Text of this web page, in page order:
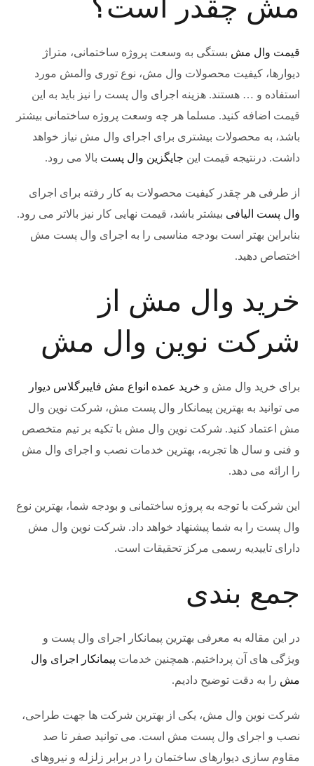
مش چقدر است؟
قیمت وال مش بستگی به وسعت پروژه ساختمانی، متراژ
دیوارها، کیفیت محصولات وال مش، نوع توری والمش مورد
استفاده و … هستند. هزینه اجرای وال پست را نیز باید به این
قیمت اضافه کنید. مسلما هر چه وسعت پروژه ساختمانی بیشتر
باشد، به محصولات بیشتری برای اجرای وال مش نیاز خواهد
داشت. درنتیجه قیمت این جایگزین وال پست بالا می رود.
از طرفی هر چقدر کیفیت محصولات به کار رفته برای اجرای
وال پست الیافی بیشتر باشد، قیمت نهایی کار نیز بالاتر می رود.
بنابراین بهتر است بودجه مناسبی را به اجرای وال پست مش
اختصاص دهید.
خرید وال مش از
شرکت نوین وال مش
برای خرید وال مش و خرید عمده انواع مش فایبرگلاس دیوار
می توانید به بهترین پیمانکار وال پست مش، شرکت نوین وال
مش اعتماد کنید. شرکت نوین وال مش با تکیه بر تیم متخصص
و فنی و سال ها تجربه، بهترین خدمات نصب و اجرای وال مش
را ارائه می دهد.
این شرکت با توجه به پروژه ساختمانی و بودجه شما، بهترین نوع
وال پست را به شما پیشنهاد خواهد داد. شرکت نوین وال مش
دارای تاییدیه رسمی مرکز تحقیقات است.
جمع بندی
در این مقاله به معرفی بهترین پیمانکار اجرای وال پست و
ویژگی های آن پرداختیم. همچنین خدمات پیمانکار اجرای وال
مش را به دقت توضیح دادیم.
شرکت نوین وال مش، یکی از بهترین شرکت ها جهت طراحی،
نصب و اجرای وال پست مش است. می توانید صفر تا صد
مقاوم سازی دیوارهای ساختمان را در برابر زلزله و نیروهای